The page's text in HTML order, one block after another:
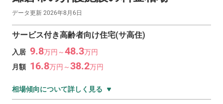
データ更新 2026年8月6日
サービス付き高齢者向け住宅(サ高住)
入居 9.8万円～48.3万円
月額 16.8万円～38.2万円
相場傾向について詳しく見る